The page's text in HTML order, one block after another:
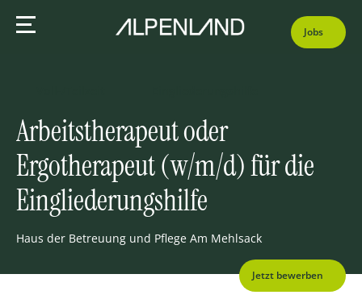
Jobs
Arbeitstherapeut oder
Ergotherapeut (w/m/d) für die
Eingliederungshilfe
Haus der Betreuung und Pflege Am Mehlsack
Jetzt bewerben